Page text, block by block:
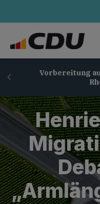
Vorbereitung